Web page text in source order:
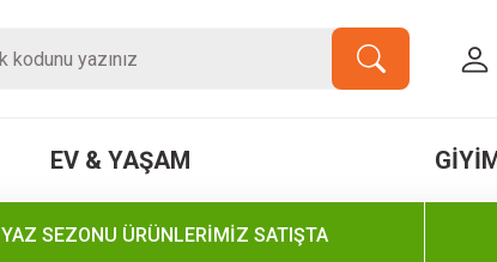
EV & YAŞAM
YAZ SEZONU ÜRÜNLERİMİZ SATIŞTA